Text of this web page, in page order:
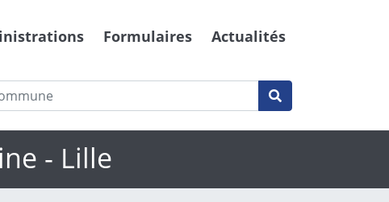
Formulaires Actualités
- Lille